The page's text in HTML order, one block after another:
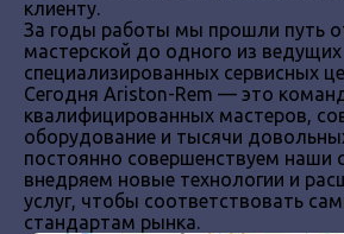
клиенту.
За годы работы мы прошли путь
мастерской до одного из ведущих
специализированных сервисных
Сегодня Ariston-Rem — это
квалифицированных мастеров,
оборудование и тысячи
постоянно совершенствуем наши
внедряем новые технологии и
услуг, чтобы соответствовать
стандартам рынка.